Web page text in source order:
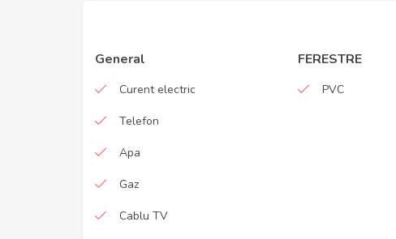
General
Curent electric
Telefon
Apa
Gaz
Cablu TV
FERESTRE
PVC